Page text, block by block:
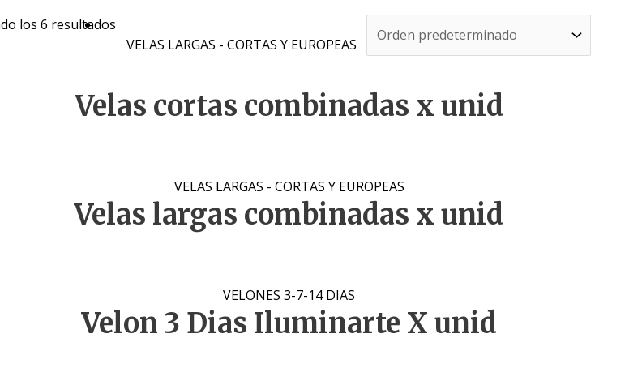
los 6 resultados
VELAS LARGAS - CORTAS Y EUROPEAS
Velas cortas combinadas x unid
VELAS LARGAS - CORTAS Y EUROPEAS
Velas largas combinadas x unid
VELONES 3-7-14 DIAS
Velon 3 Dias Iluminarte X unid